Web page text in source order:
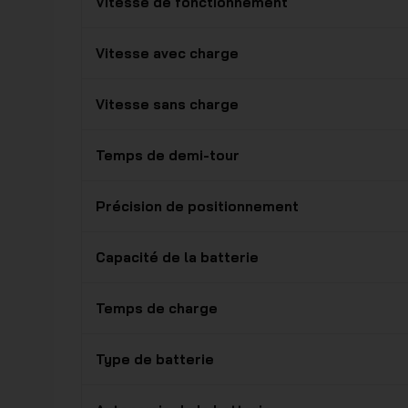
Vitesse avec charge
Vitesse sans charge
Temps de demi-tour
Précision de positionnement
Capacité de la batterie
Temps de charge
Type de batterie